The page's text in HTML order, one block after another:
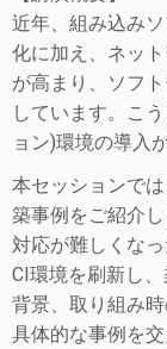
近年、組み込み
化に加え、ネッ
が高まり、ソフ
しています。こ
ョン)環境の導入
本セッションで
築事例をご紹介
対応が難しくな
CI環境を刷新し
背景、取り組み
具体的な事例を交